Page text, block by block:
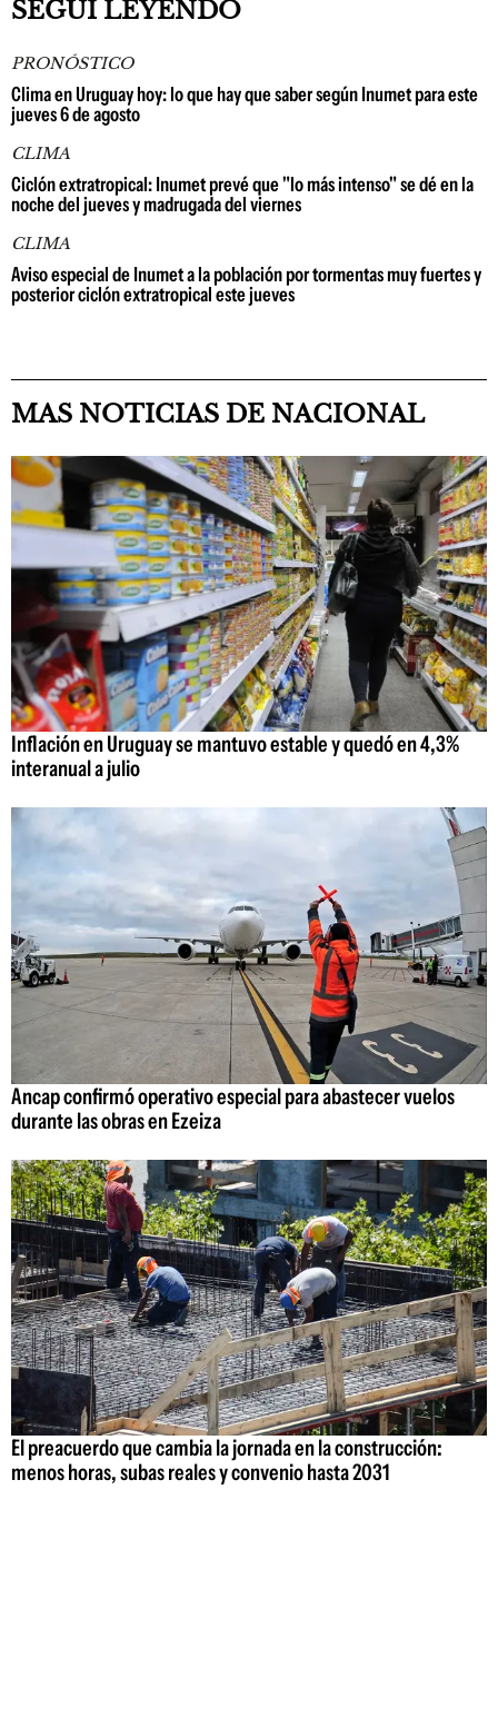
SEGUÍ LEYENDO
PRONÓSTICO
Clima en Uruguay hoy: lo que hay que saber según Inumet para este
jueves 6 de agosto
CLIMA
Ciclón extratropical: Inumet prevé que "lo más intenso" se dé en la
noche del jueves y madrugada del viernes
CLIMA
Aviso especial de Inumet a la población por tormentas muy fuertes y
posterior ciclón extratropical este jueves
MAS NOTICIAS DE NACIONAL
Inflación en Uruguay se mantuvo estable y quedó en 4,3%
interanual a julio
Ancap confirmó operativo especial para abastecer vuelos
durante las obras en Ezeiza
El preacuerdo que cambia la jornada en la construcción:
menos horas, subas reales y convenio hasta 2031